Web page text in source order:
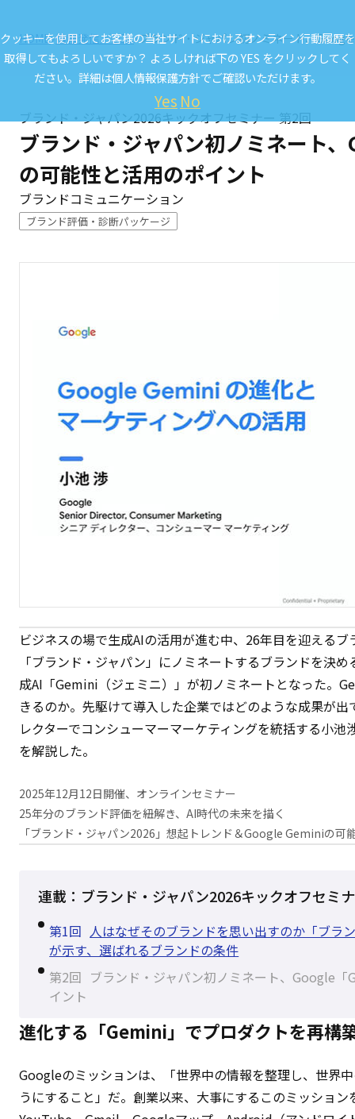
HOME 情報発信／CCL. ブランド・ジャパン初ノミネート、
ブランド・ジャパン2026キックオフセミナー 第2回
ブランド・ジャパン初ノミネート
の可能性と活用のポイント
ブランドコミュニケーション
ブランド評価・診断パッケージ
ビジネスの場で生成AIの活用が進む中、26年目を迎える
「ブランド・ジャパン」にノミネートするブランドを決
成AI「Gemini（ジェミニ）」が初ノミネートとなった。
きるのか。先駆けて導入した企業ではどのような成果が
レクターでコンシューマーマーケティングを統括する小
を解説した。
2025年12月12日開催、オンラインセミナー
25年分のブランド評価を紐解き、AI時代の未来を描く
「ブランド・ジャパン2026」想起トレンド＆Google Geminiの可
連載：ブランド・ジャパン2026キックオフセミ
第1回 人はなぜそのブランドを思い出すのか「ブラ
が示す、選ばれるブランドの条件
第2回 ブランド・ジャパン初ノミネート、Google
イント
進化する「Gemini」でプロダクトを再構
Googleのミッションは、「世界中の情報を整理し、世界
うにすること」だ。創業以来、大事にするこのミッショ
クッキーを使用してお客様の当社サイトにおけるオンライン行動履歴を
取得してもよろしいですか？ よろしければ下の YES をクリックしてく
ださい。詳細は個人情報保護方針でご確認いただけます。
Yes No